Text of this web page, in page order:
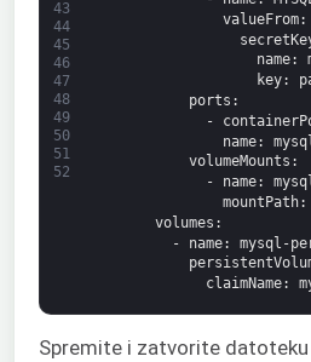
43
44
45
46
47
48
49
50
51
52
valueFrom:
name:
key:
ports :
-
name: mysql
volumeMounts :
-
name:
mountPath:
volumes :
-
name: mysql-
claimName:
Spremite i zatvorite